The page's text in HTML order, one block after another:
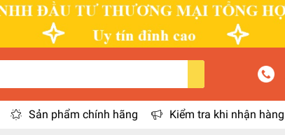
Sản phẩm chính hãng Kiểm tra khi nhận hàng